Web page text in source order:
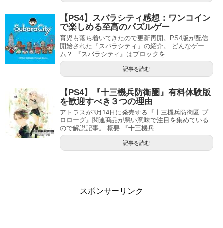
【PS4】スバラシティ感想：ワンコイン
で楽しめる至高のパズルゲー
育児も落ち着いてきたので更新再開。PS4版が配信
開始された『スバラシティ』の紹介。 どんなゲー
ム？ 『スバラシティ』はブロックを...
記事を読む
【PS4】『十三機兵防衛圏』有料体験版
を歓迎すべき３つの理由
アトラスが3月14日に発売する『十三機兵防衛圏 プ
ロローグ』関連商品が悪い意味で注目を集めている
ので解説記事。 概要 『十三機兵...
記事を読む
スポンサーリンク